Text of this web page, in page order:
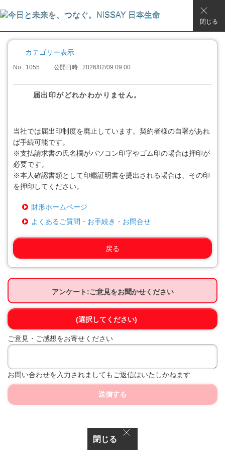
閉じる
カテゴリー表示
No : 1055 公開日時 : 2026/02/09 09:00
届出印がどれかわかりません。
当社では届出印制度を廃止しています。契約者様の自署があれ
ば手続可能です。
※支払請求書の氏名欄がパソコン印字やゴム印の場合は押印が
必要です。
※本人確認書類として印鑑証明書を提出される場合は、その印
を押印してください。
財形ホームページ
よくあるご質問・お手続き・お問合せ
戻る
アンケート:ご意見をお聞かせください
(選択してください)
ご意見・ご感想をお寄せください
お問い合わせを入力されましてもご返信はいたしかねます
送信する
閉じる